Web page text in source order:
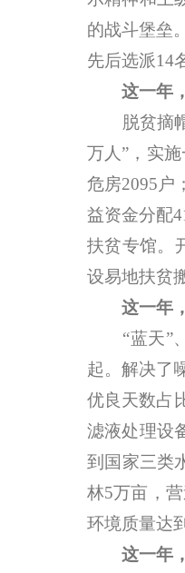
的战斗堡垒
先后选派14
这一年
脱贫摘帽
万人”，实
危房2095户
益资金分配
扶贫专馆。
设易地扶贫
这一年
“蓝天”、
起。解决了
优良天数占
滤液处理设
到国家三类
林5万亩，
环境质量达
这一年